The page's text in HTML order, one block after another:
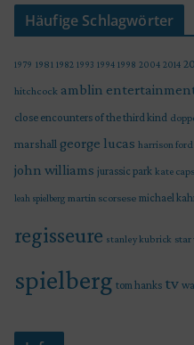
Häufige Schlagwörter
1979 1981 1982 1993 1994 1998 2004 2014
hitchcock amblin
close encounters of the third kind
marshall george lucas harrison ford
john williams jurassic park kate
leah spielberg martin scorsese michael
regisseure stanley kubrick star
spielberg tom hanks tv